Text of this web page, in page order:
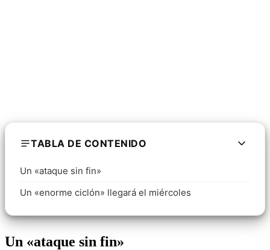
TABLA DE CONTENIDO
Un «ataque sin fin»
Un «enorme ciclón» llegará el miércoles
Un «ataque sin fin»